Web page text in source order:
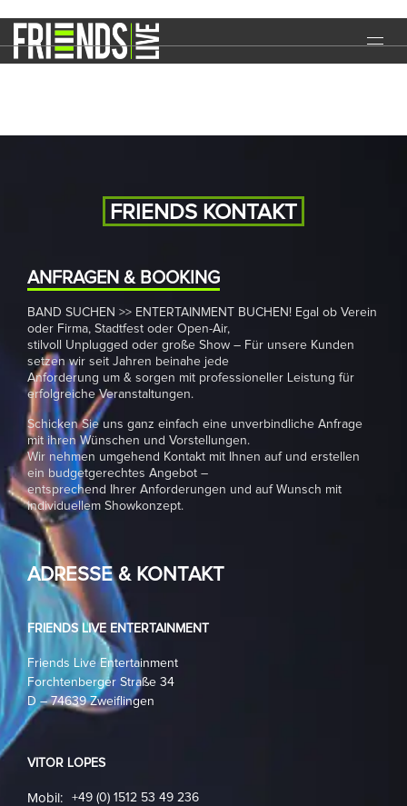
REFERENZEN
DOWNLOADS
KONTAKT
IMPRESSUM
Stadtfest
FRIENDS KONTAKT
ANFRAGEN & BOOKING
BAND SUCHEN >> ENTERTAINMENT BUCHEN! Egal ob Verein
oder Firma, Stadtfest oder Open-Air,
stilvoll Unplugged oder große Show – Für unsere Kunden
setzen wir seit Jahren beinahe jede
Anforderung um & sorgen mit professioneller Leistung für
erfolgreiche Veranstaltungen.
Schicken Sie uns ganz einfach eine unverbindliche Anfrage
mit ihren Wünschen und Vorstellungen.
Wir nehmen umgehend Kontakt mit Ihnen auf und erstellen
ein budgetgerechtes Angebot –
entsprechend Ihrer Anforderungen und auf Wunsch mit
individuellem Showkonzept.
ADRESSE & KONTAKT
FRIENDS LIVE ENTERTAINMENT
Friends Live Entertainment
Forchtenberger Straße 34
D – 74639 Zweiflingen
VITOR LOPES
Mobil: +49 (0) 1512 53 49 236